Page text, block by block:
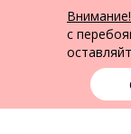
Внимание!
с
Юридическая помощь по
ФПК Альтернатива
Выбрать